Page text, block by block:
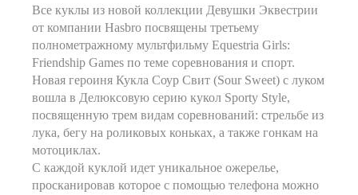
Все куклы из новой коллекции Девушки Эквестрии
от компании Hasbro посвящены третьему
полнометражному мультфильму Equestria Girls:
Friendship Games по теме соревнования и спорт.
Новая героиня Кукла Соур Свит (Sour Sweet) с луком
вошла в Делюксовую серию кукол Sporty Style,
посвященную трем видам соревнований: стрельбе из
лука, бегу на роликовых коньках, а также гонкам на
мотоциклах.
С каждой куклой идет уникальное ожерелье,
просканировав которое с помощью телефона можно